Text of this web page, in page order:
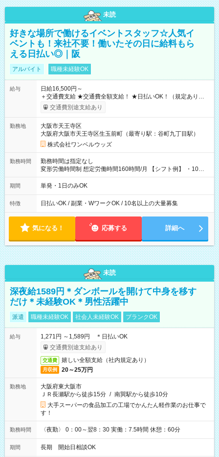
未読
好きな場所で働けるイベントスタッフ☆人気イ
ベントも！来社不要！働いたその日に給料もら
える日払い◎｜阪
アルバイト 職種未経験OK
給与
日給16,500円～
＋交通費支給 ★交通費全額支給！ ★日払いOK！（規定あり） ┗
働いたその日に現金GET♪ お仕事後はコンビニATMから 日払
交通費別途支給あり
勤務地
大阪市天王寺区
大阪府大阪市天王寺区生玉前町（最寄り駅：谷町九丁目駅）
株式会社ワンベルウッズ
勤務時間
勤務時間は指定なし
変形労働時間制 想定労働時間160時間/月 【シフト例】 ・10：
00～20：00
期間 単発・1日のみOK
特徴 日払いOK / 副業・WワークOK / 10名以上の大量募集
気になる！ 応募する 詳細へ
未読
深夜給1589円＊ダンボールを開けて中身を移す
だけ＊未経験OK＊男性活躍中
派遣 職種未経験OK 社会人未経験OK ブランクOK
給与
1,271円 ～1,589円 ＊日払いOK
交通費別途支給あり
交通費 嬉しい全額支給（社内規定あり）
月収例 20～25万円
勤務地
大阪府東大阪市
ＪＲ長瀬駅から徒歩15分 / 南巽駅から徒歩10分
大手スーパーの食品加工の工場でかんたん軽作業のお仕事で
す！
勤務時間 〈夜勤〉 0：00～翌8：30 実働：7.5時間 休憩：60分
期間 長期 開始日相談OK